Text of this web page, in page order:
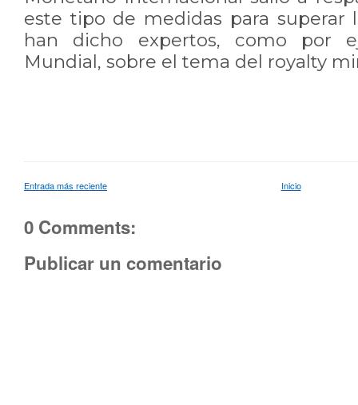
este tipo de medidas para superar
han dicho expertos, como por
Mundial, sobre el tema del royalty
Entrada más reciente Inicio
0 Comments:
Publicar un comentario